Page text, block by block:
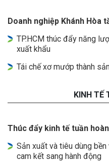
Doanh nghiệp Khánh Hòa
TP.HCM thúc đẩy năng
xuất khẩu
Tái chế xơ mướp thành
KINH TẾ
Thúc đẩy kinh tế tuần
Sản xuất và tiêu dùng
cam kết sang hành động